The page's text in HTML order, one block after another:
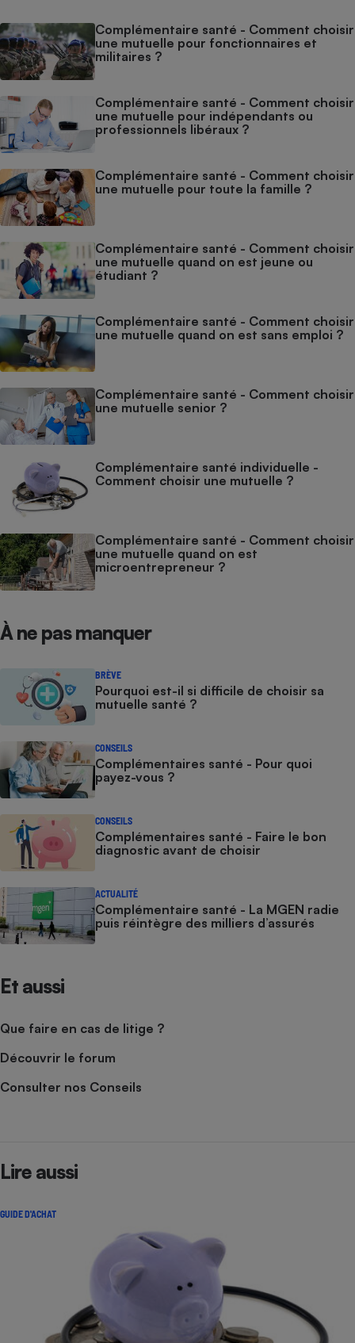
Complémentaire santé - Comment choisir
une mutuelle pour fonctionnaires et
militaires ?
Complémentaire santé - Comment choisir
une mutuelle pour indépendants ou
professionnels libéraux ?
Complémentaire santé - Comment choisir
une mutuelle pour toute la famille ?
Complémentaire santé - Comment choisir
une mutuelle quand on est jeune ou
étudiant ?
Complémentaire santé - Comment choisir
une mutuelle quand on est sans emploi ?
Complémentaire santé - Comment choisir
une mutuelle senior ?
Complémentaire santé individuelle -
Comment choisir une mutuelle ?
Complémentaire santé - Comment choisir
une mutuelle quand on est
microentrepreneur ?
À ne pas manquer
BRÈVE
Pourquoi est-il si difficile de choisir sa
mutuelle santé ?
CONSEILS
Complémentaires santé - Pour quoi
payez-vous ?
CONSEILS
Complémentaires santé - Faire le bon
diagnostic avant de choisir
ACTUALITÉ
Complémentaire santé - La MGEN radie
puis réintègre des milliers d’assurés
Et aussi
Que faire en cas de litige ?
Découvrir le forum
Consulter nos Conseils
Lire aussi
GUIDE D'ACHAT